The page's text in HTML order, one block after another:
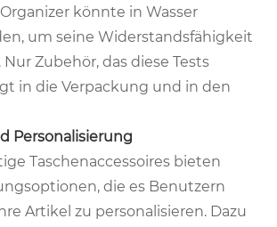
könnte in Wasser
um seine Widerstandsfähigkeit
Zubehör, das diese Tests
in die Verpackung und in den
Personalisierung
Taschenaccessoires bieten
die es Benutzern
Artikel zu personalisieren. Dazu